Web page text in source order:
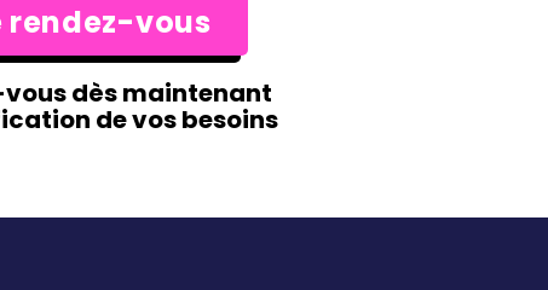
rendez-vous
vous dès maintenant
de vos besoins